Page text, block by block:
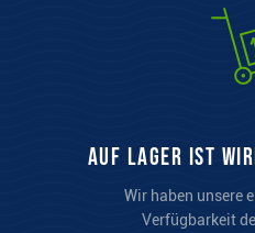
auf Lager ist
Wir haben unsere
Verfügbarkeit